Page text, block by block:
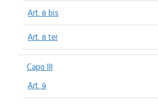
Art. 8 bis
Art. 8 ter
Capo III
Art. 9